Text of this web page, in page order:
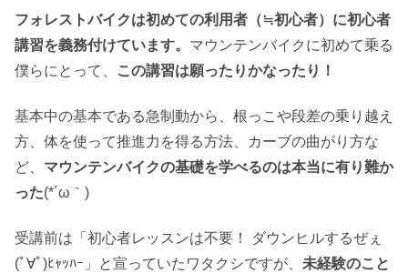
フォレストバイクは初めての利用者（≒初心者）に初心者
講習を義務付けています。 マウンテンバイクに初めて乗る
僕らにとって、
この講習は願ったりかなったり！
基本中の基本である急制動から、根っこや段差の乗り越え
方、体を使って推進力を得る方法、カーブの曲がり方な
ど、 マウンテンバイクの基礎を学べるのは本当に有り難か
った(*´ω｀)
受講前は「初心者レッスンは不要！ ダウンヒルするぜぇ
(ﾟ∀ﾟ)ﾋｬｯﾊｰ」と宣っていたワタクシですが、 未経験のこと